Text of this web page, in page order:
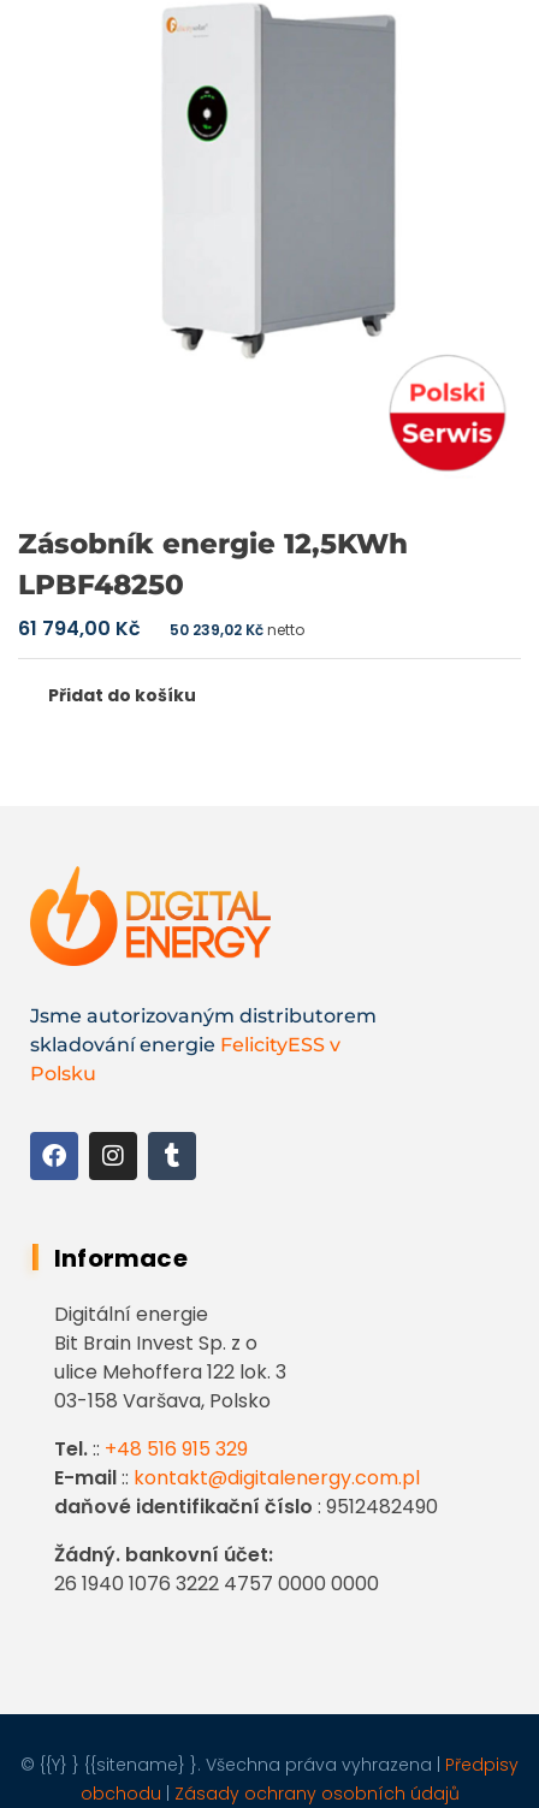
Zásobník energie 12,5KWh
LPBF48250
61 794,00 Kč 50 239,02 Kčnetto
Přidat do košíku
Jsme autorizovaným distributorem
skladování energie FelicityESS v
Polsku
Informace
Digitální energie
Bit Brain Invest Sp. z o
ulice Mehoffera 122 lok. 3
03-158 Varšava, Polsko
Tel.:: +48 516 915 329
E-mail:: kontakt@digitalenergy.com.pl
daňové identifikační číslo : 9512482490
Žádný. bankovní účet:
26 1940 1076 3222 4757 0000 0000
© {{Y} } {{sitename} }. Všechna práva vyhrazena | Předpisy
obchodu | Zásady ochrany osobních údajů